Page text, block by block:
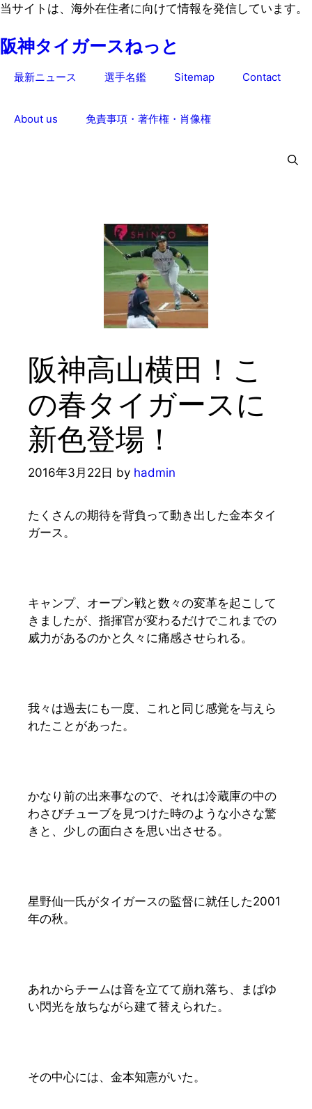
コ
テ
当サイトは、海外在住者に向けて情報を発信しています。
阪神タイガースねっと
最新ニュース 選手名鑑 Sitemap Contact
About us 免責事項・著作権・肖像権
阪神高山横田！こ
の春タイガースに
新色登場！
2016年3月22日 by hadmin
たくさんの期待を背負って動き出した金本タイ
ガース。
キャンプ、オープン戦と数々の変革を起こして
きましたが、指揮官が変わるだけでこれまでの
威力があるのかと久々に痛感させられる。
我々は過去にも一度、これと同じ感覚を与えら
れたことがあった。
かなり前の出来事なので、それは冷蔵庫の中の
わさびチューブを見つけた時のような小さな驚
きと、少しの面白さを思い出させる。
星野仙一氏がタイガースの監督に就任した2001
年の秋。
あれからチームは音を立てて崩れ落ち、まばゆ
い閃光を放ちながら建て替えられた。
その中心には、金本知憲がいた。